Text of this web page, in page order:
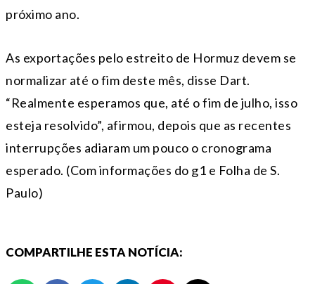
próximo ano.
As exportações pelo estreito de Hormuz devem se
normalizar até o fim deste mês, disse Dart.
“Realmente esperamos que, até o fim de julho, isso
esteja resolvido”, afirmou, depois que as recentes
interrupções adiaram um pouco o cronograma
esperado. (Com informações do g1 e Folha de S.
Paulo)
COMPARTILHE ESTA NOTÍCIA: